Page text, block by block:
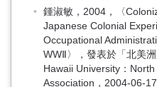
鍾淑敏，2004，〈
Japanese Colonial
Occupational
WWⅡ〉，發表於「北美
Hawaii University：
Association，2004-06-